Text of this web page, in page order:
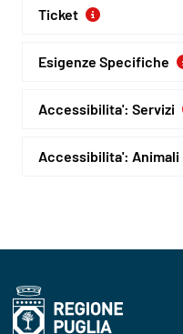
Ticket
Esigenze Specifiche
Accessibilita': Servizi
Accessibilita': Animali